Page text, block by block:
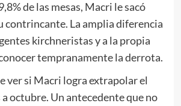
de las mesas, Macri le sacó
contrincante. La amplia diferencia
kirchneristas y a la propia
tempranamente la derrota.
ver si Macri logra extrapolar el
octubre. Un antecedente que no